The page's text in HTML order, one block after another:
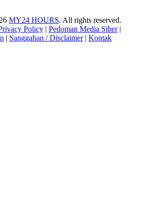
MY24 HOURS. All rights reserved.
Policy | Pedoman Media Siber|
| Sanggahan / Disclaimer| Kontak